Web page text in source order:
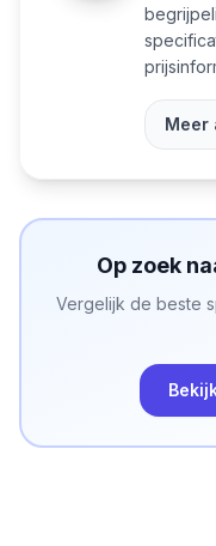
Meer
Op zoek
Vergelijk de beste